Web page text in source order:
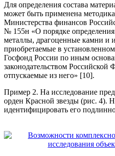
Для определения состава
может быть применена
Министерства финансов
№ 155н «О порядке
металлы, драгоценные камни и
приобретаемые в
Госфонд России по иным
законодательством Российской
отпускаемые из него» [10].
Пример 2. На исследование
орден Красной звезды (рис. 4).
идентифицировать его